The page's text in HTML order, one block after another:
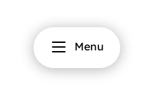
Menu
Fermer